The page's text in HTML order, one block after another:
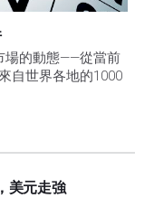
場的動態——從當前
自世界各地的1000
美元走強